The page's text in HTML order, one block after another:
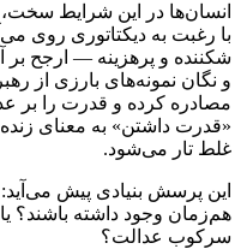
انسان‌ها در این شرایط سخت،
با رغبت به دیکتاتوری روی
شکننده و پرهزینه — ارجح
و نگان نمونه‌های بارزی از
مصادره کرده و قدرت را بر
«قدرت داشتن» به معنای
غلط تار می‌شود.
این پرسش بنیادی پیش می‌آید:
هم‌زمان وجود داشته باشند؟
سرکوب عدالت؟